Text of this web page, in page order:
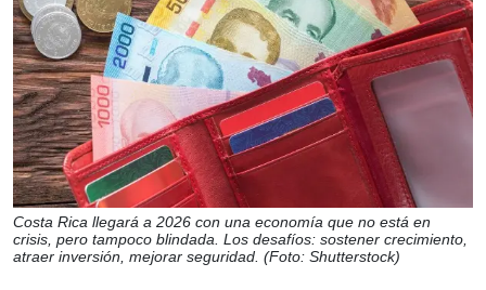
Costa Rica llegará a 2026 con una economía que no está en
crisis, pero tampoco blindada. Los desafíos: sostener crecimiento,
atraer inversión, mejorar seguridad. (Foto: Shutterstock)